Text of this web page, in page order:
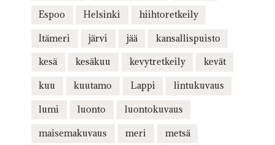
Espoo Helsinki hiihtoretkeily
Itämeri järvi jää kansallispuisto
kesä kesäkuu kevytretkeily kevät
kuu kuutamo Lappi lintukuvaus
lumi luonto luontokuvaus
maisemakuvaus meri metsä